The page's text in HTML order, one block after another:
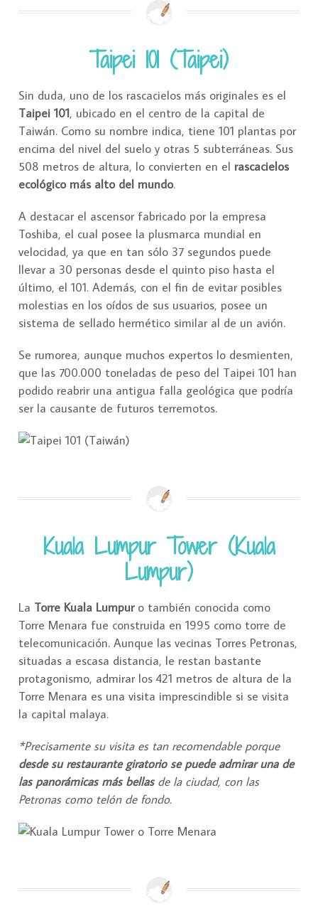
Taipei 101 (Taipei)
Sin duda, uno de los rascacielos más originales es el
Taipei 101, ubicado en el centro de la capital de
Taiwán. Como su nombre indica, tiene 101 plantas por
encima del nivel del suelo y otras 5 subterráneas. Sus
508 metros de altura, lo convierten en el rascacielos
ecológico más alto del mundo.
A destacar el ascensor fabricado por la empresa
Toshiba, el cual posee la plusmarca mundial en
velocidad, ya que en tan sólo 37 segundos puede
llevar a 30 personas desde el quinto piso hasta el
último, el 101. Además, con el fin de evitar posibles
molestias en los oídos de sus usuarios, posee un
sistema de sellado hermético similar al de un avión.
Se rumorea, aunque muchos expertos lo desmienten,
que las 700.000 toneladas de peso del Taipei 101 han
podido reabrir una antigua falla geológica que podría
ser la causante de futuros terremotos.
Kuala Lumpur Tower (Kuala
Lumpur)
La Torre Kuala Lumpuro también conocida como
Torre Menara fue construida en 1995 como torre de
telecomunicación. Aunque las vecinas Torres Petronas,
situadas a escasa distancia, le restan bastante
protagonismo, admirar los 421 metros de altura de la
Torre Menara es una visita imprescindible si se visita
la capital malaya.
*Precisamente su visita es tan recomendable porque
desde su restaurante giratorio se puede admirar una de
las panorámicas más bellasde la ciudad, con las
Petronas como telón de fondo.